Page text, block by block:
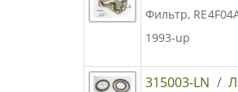
Фильтр,
1993-up
315003-LN /